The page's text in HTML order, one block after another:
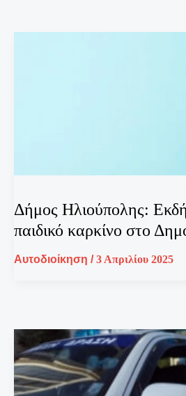
Δήμος Ηλιούπολης:
παιδικό καρκίνο στο
Αυτοδιοίκηση /3 Απριλίου 2025